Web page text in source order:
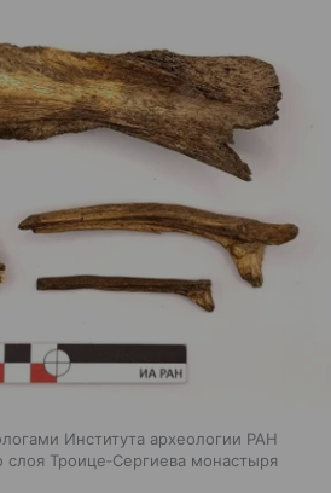
Института археологии РАН
слоя Троице‑Сергиева монастыря